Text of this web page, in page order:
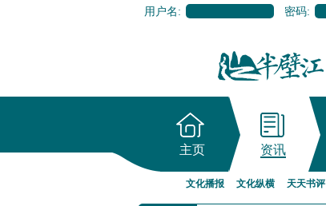
用户名: 密码:
主页 资讯
文化播报 文化纵横 天天书评